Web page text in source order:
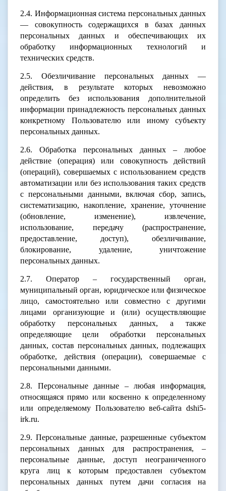
2.4. Информационная система персональных данных
— совокупность содержащихся в базах данных
персональных данных и обеспечивающих их
обработку информационных технологий и
технических средств.
2.5. Обезличивание персональных данных —
действия, в результате которых невозможно
определить без использования дополнительной
информации принадлежность персональных данных
конкретному Пользователю или иному субъекту
персональных данных.
2.6. Обработка персональных данных – любое
действие (операция) или совокупность действий
(операций), совершаемых с использованием средств
автоматизации или без использования таких средств
с персональными данными, включая сбор, запись,
систематизацию, накопление, хранение, уточнение
(обновление, изменение), извлечение,
использование, передачу (распространение,
предоставление, доступ), обезличивание,
блокирование, удаление, уничтожение
персональных данных.
2.7. Оператор – государственный орган,
муниципальный орган, юридическое или физическое
лицо, самостоятельно или совместно с другими
лицами организующие и (или) осуществляющие
обработку персональных данных, а также
определяющие цели обработки персональных
данных, состав персональных данных, подлежащих
обработке, действия (операции), совершаемые с
персональными данными.
2.8. Персональные данные – любая информация,
относящаяся прямо или косвенно к определенному
или определяемому Пользователю веб-сайта dshi5-
irk.ru.
2.9. Персональные данные, разрешенные субъектом
персональных данных для распространения, –
персональные данные, доступ неограниченного
круга лиц к которым предоставлен субъектом
персональных данных путем дачи согласия на